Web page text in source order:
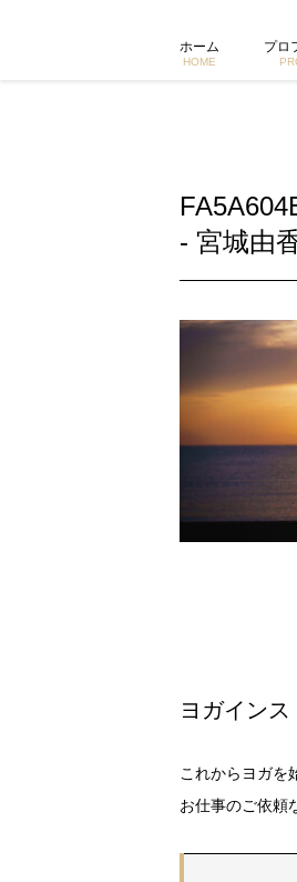
ホーム
HOME
プロ
- 宮城由
ヨガイン
これからヨガを
お仕事のご依頼